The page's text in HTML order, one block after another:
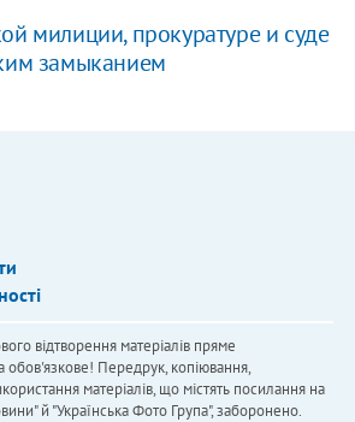
милиции, прокуратуре и суде
замыканием
відтворення матеріалів пряме
обов'язкове! Передрук, копіювання,
матеріалів, що містять посилання на
й "Українська Фото Група", заборонено.